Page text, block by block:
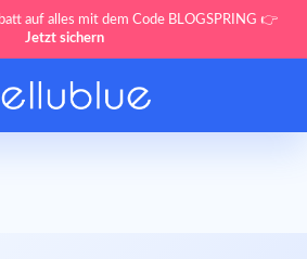
auf alles mit dem Code BLOGSPRING 👉
Jetzt sichern